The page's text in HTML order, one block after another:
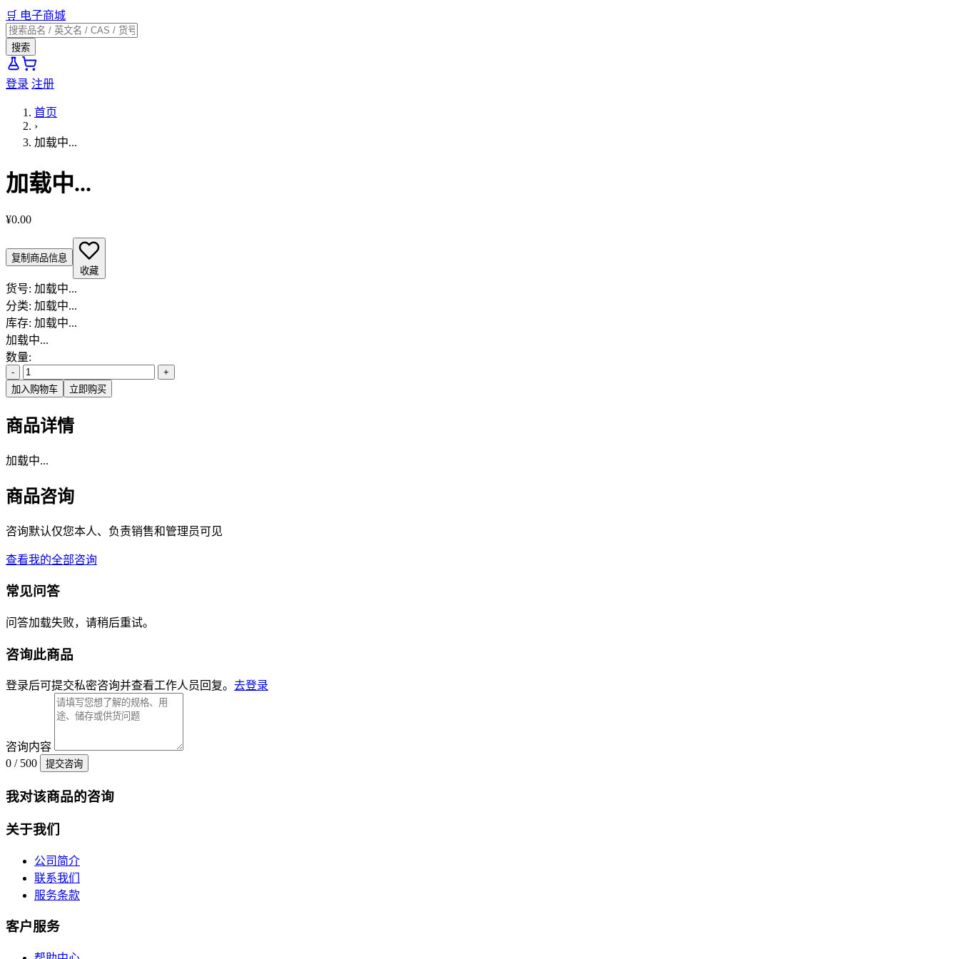
🛒 电子商城
搜索
登录 注册
首页
›
加载中...
加载中...
¥0.00
复制商品信息
收藏
货号: 加载中...
分类: 加载中...
库存: 加载中...
加载中...
数量:
-
+
加入购物车
立即购买
商品详情
加载中...
商品咨询
咨询默认仅您本人、负责销售和管理员可见
查看我的全部咨询
常见问答
问答加载失败，请稍后重试。
咨询此商品
登录后可提交私密咨询并查看工作人员回复。 去登录
咨询内容
0 / 500
提交咨询
我对该商品的咨询
关于我们
公司简介
联系我们
服务条款
客户服务